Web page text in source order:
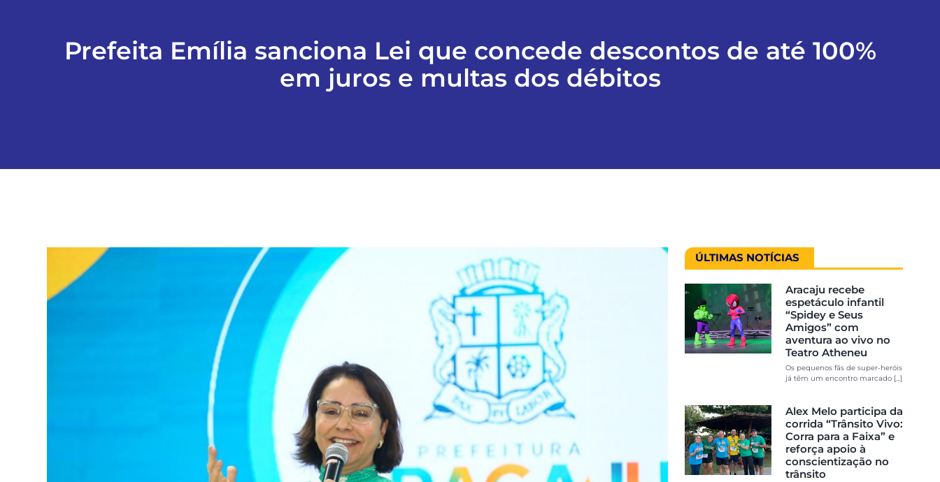
Prefeita Emília sanciona Lei que concede descontos de até 100%
em juros e multas dos débitos
ÚLTIMAS NOTÍCIAS
Aracaju recebe
espetáculo infantil
“Spidey e Seus
Amigos” com
aventura ao vivo no
Teatro Atheneu
Os pequenos fãs de super-heróis
já têm um encontro marcado [...]
Alex Melo participa da
corrida “Trânsito Vivo:
Corra para a Faixa” e
reforça apoio à
conscientização no
trânsito